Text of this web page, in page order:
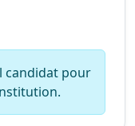
candidat pour